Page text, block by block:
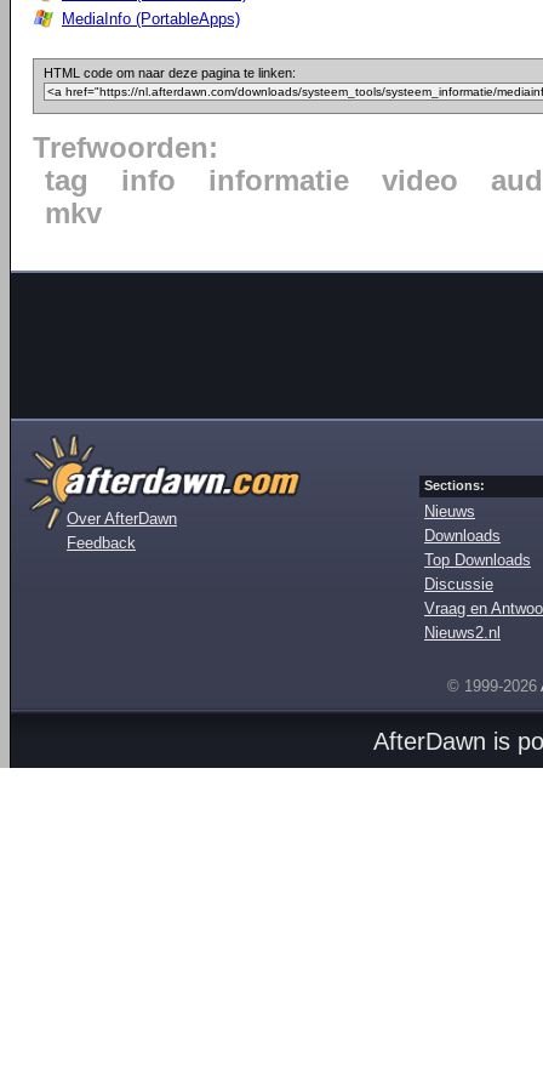
MediaInfo (PortableApps)
HTML code om naar deze pagina te linken:
Trefwoorden:
tag
info informatie video
mkv
Over AfterDawn
Feedback
Sections:
Nieuws
Downloads
Top Downloads
Discussie
Vraag en
Nieuws2.nl
© 1999-2026
AfterDawn is